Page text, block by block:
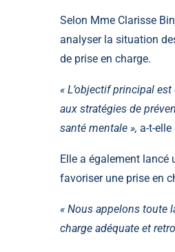
Selon Mme Clarisse
analyser la situation
de prise en charge.
« L’objectif principal
aux stratégies de
santé mentale », a-t-elle
Elle a également lancé
favoriser une prise en
« Nous appelons toute
charge adéquate et